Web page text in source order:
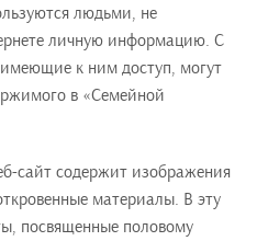
людьми, не
личную информацию. С
к ним доступ, могут
в «Семейной
сайт содержит изображения
материалы. В эту
посвященные половому